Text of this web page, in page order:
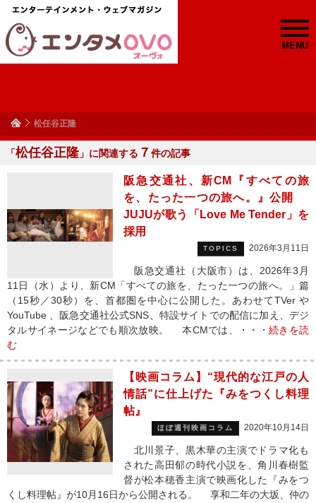
MENU
松任谷正隆
「松任谷正隆 」に関連する ７ 件の記事
阪急交通社、新CM『すべての旅
を、たった一つの旅へ。』公開
JUJUが歌う「Love Me Tender」を
採用
TOPICS 2026年3月11日
阪急交通社（大阪市）は、2026年3月
11日（水）より、新CM「すべての旅を、たった一つの旅へ。」篇
（15秒／30秒）を、首都圏を中心に公開した。あわせてTVer や
YouTube 、阪急交通社公式SNS、特設サイトでの配信に加え、デジ
タルサイネージなどでも順次放映。 本CMでは、・・・ 続きを読
む
【映画コラム】“現代的な江戸の人
情話”に仕上げた『みをつくし料理
帖』
ほぼ週刊映画コラム 2020年10月14日
北川景子、黒木華の主演でドラマ化も
された高田郁の時代小説を、角川春樹監
督が松本穂香主演で映画化した『みをつ
くし料理帖』が10月16日から公開される。 享和二年の大坂、仲の